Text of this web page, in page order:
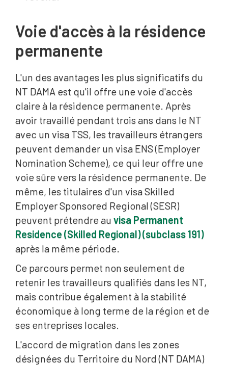
Voie d'accès à la résidence
permanente
L'un des avantages les plus significatifs du
NT DAMA est qu'il offre une voie d'accès
claire à la résidence permanente. Après
avoir travaillé pendant trois ans dans le NT
avec un visa TSS, les travailleurs étrangers
peuvent demander un visa ENS (Employer
Nomination Scheme), ce qui leur offre une
voie sûre vers la résidence permanente. De
même, les titulaires d'un visa Skilled
Employer Sponsored Regional (SESR)
peuvent prétendre au visa Permanent
Residence (Skilled Regional) (subclass 191)
après la même période.
Ce parcours permet non seulement de
retenir les travailleurs qualifiés dans les NT,
mais contribue également à la stabilité
économique à long terme de la région et de
ses entreprises locales.
L'accord de migration dans les zones
désignées du Territoire du Nord (NT DAMA)